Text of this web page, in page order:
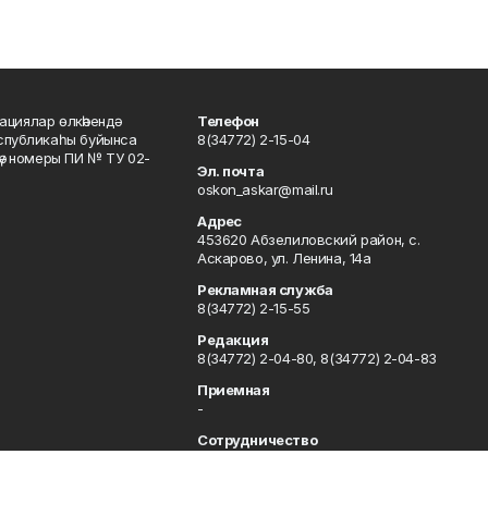
өлкәһендә
буйынса
номеры ПИ № ТУ 02-
Телефон
8(34772) 2-15-04
Эл. почта
oskon_askar@mail.ru
Адрес
453620 Абзелиловский район, с.
Аскарово, ул. Ленина, 14а
Рекламная служба
8(34772) 2-15-55
Редакция
8(34772) 2-04-80, 8(34772) 2-04-83
Приемная
-
Сотрудничество